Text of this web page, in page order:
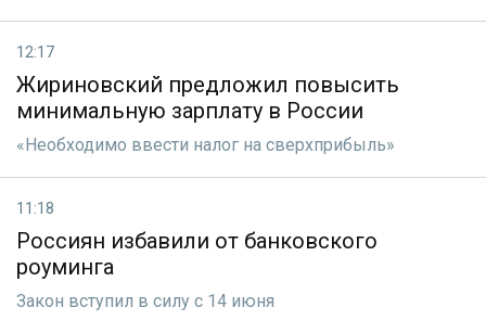
12:17
Жириновский предложил повысить
минимальную зарплату в России
«Необходимо ввести налог на сверхприбыль»
11:18
Россиян избавили от банковского
роуминга
Закон вступил в силу с 14 июня